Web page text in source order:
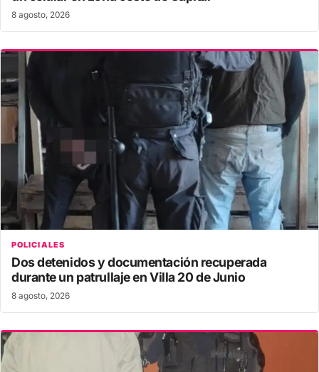
8 agosto, 2026
POLICIALES
Dos detenidos y documentación recuperada
durante un patrullaje en Villa 20 de Junio
8 agosto, 2026